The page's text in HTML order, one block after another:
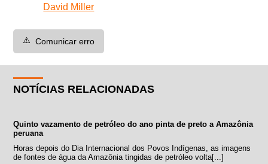
David Miller
⚠️ Comunicar erro
NOTÍCIAS RELACIONADAS
Quinto vazamento de petróleo do ano pinta de preto a Amazônia
peruana
Horas depois do Dia Internacional dos Povos Indígenas, as imagens
de fontes de água da Amazônia tingidas de petróleo volta[...]